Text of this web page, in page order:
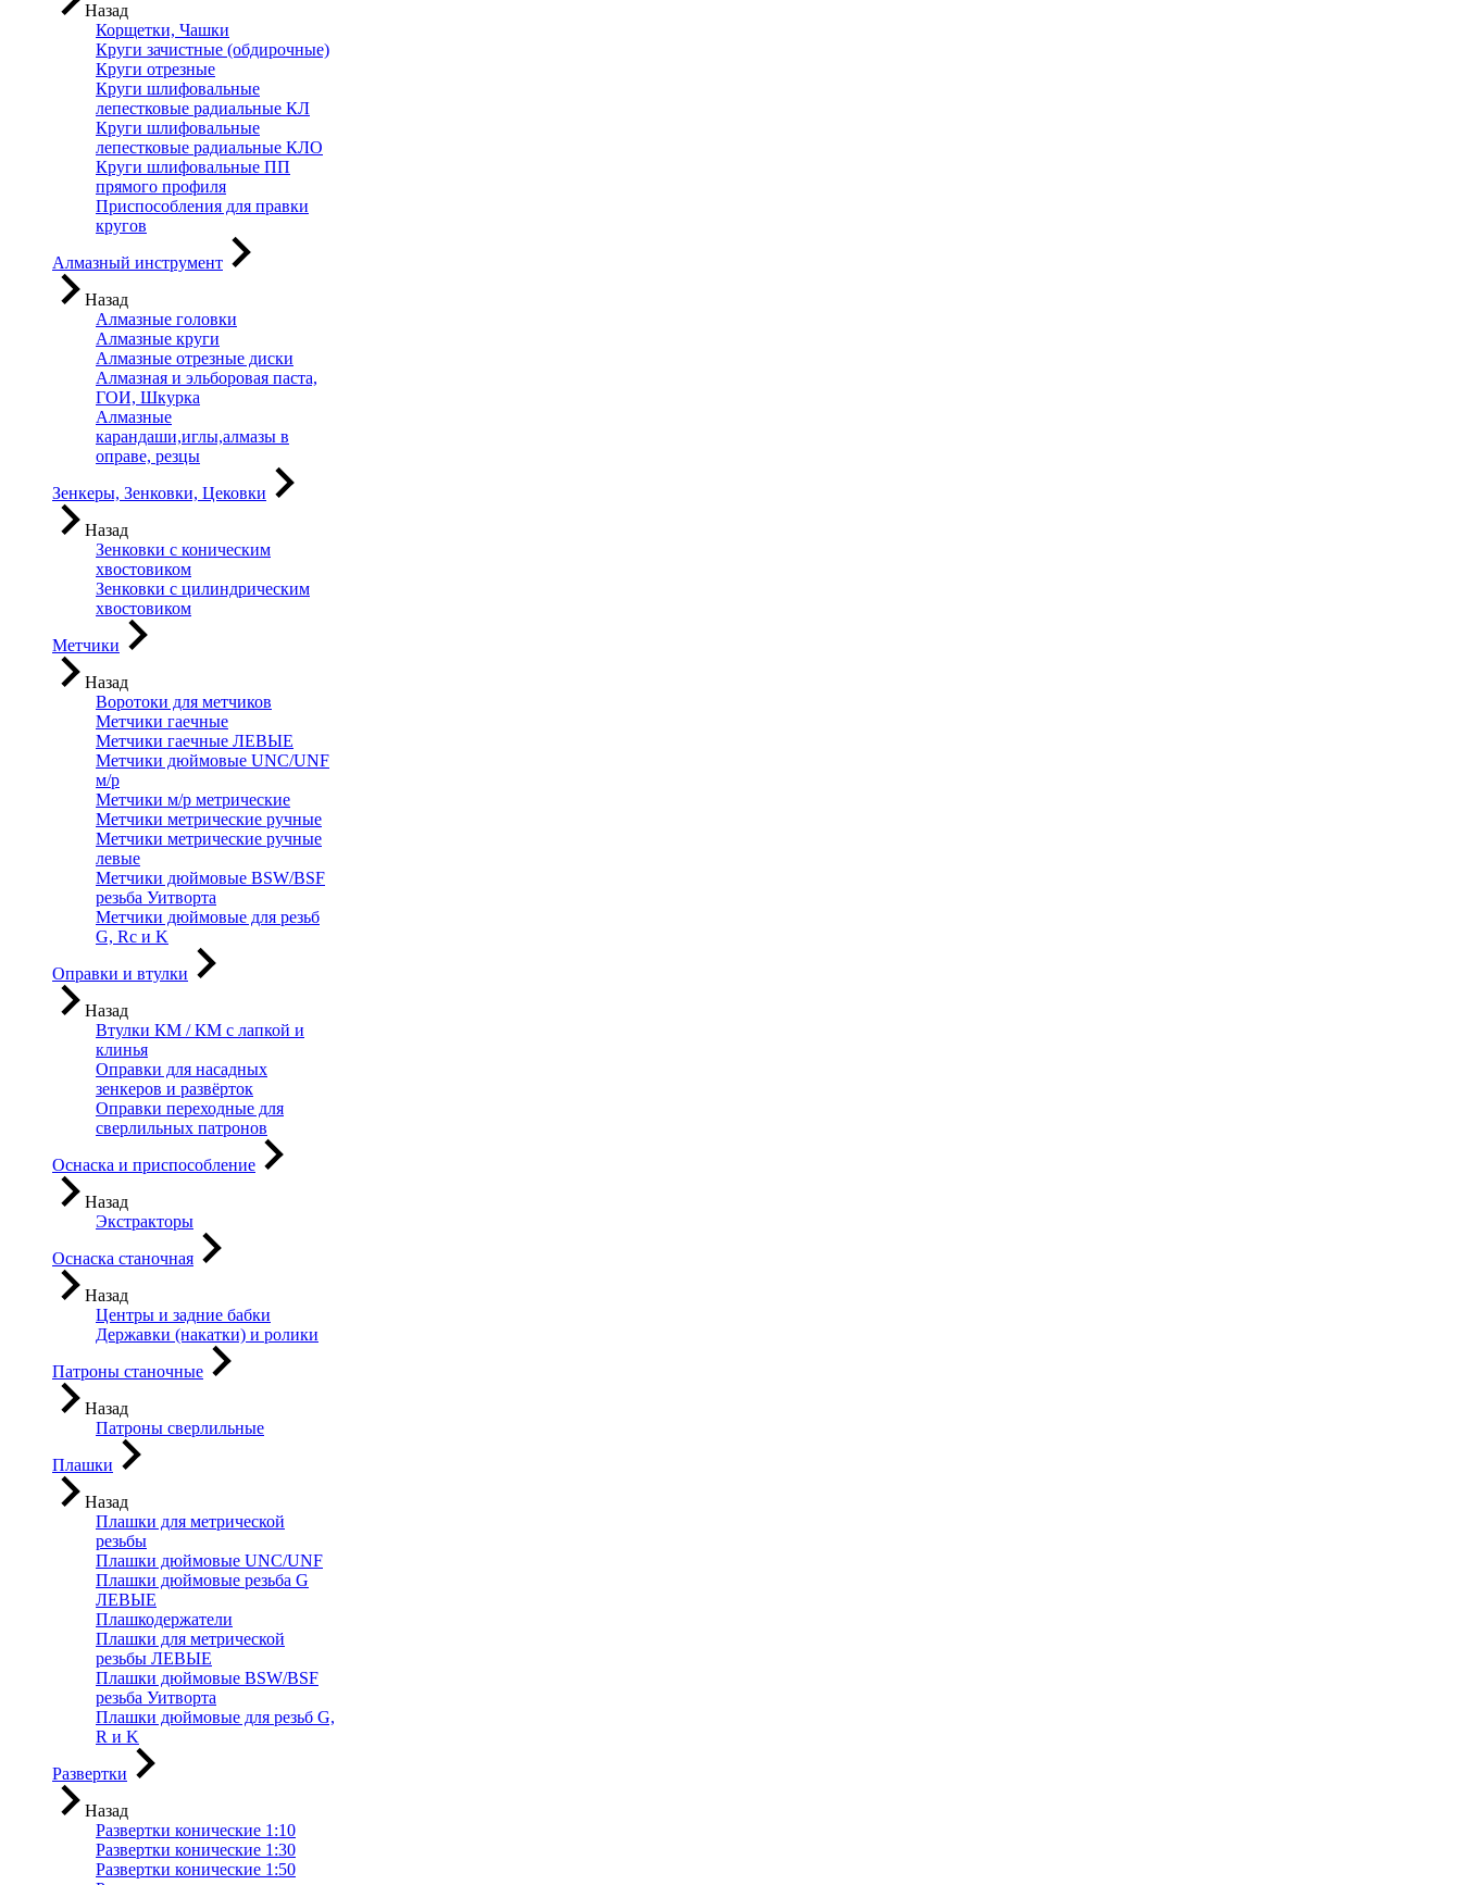
Назад
Корщетки, Чашки
Круги зачистные (обдирочные)
Круги отрезные
Круги шлифовальные
лепестковые радиальные КЛ
Круги шлифовальные
лепестковые радиальные КЛО
Круги шлифовальные ПП
прямого профиля
Приспособления для правки
кругов
Алмазный инструмент
Назад
Алмазные головки
Алмазные круги
Алмазные отрезные диски
Алмазная и эльборовая паста,
ГОИ, Шкурка
Алмазные
карандаши,иглы,алмазы в
оправе, резцы
Зенкеры, Зенковки, Цековки
Назад
Зенковки с коническим
хвостовиком
Зенковки с цилиндрическим
хвостовиком
Метчики
Назад
Воротоки для метчиков
Метчики гаечные
Метчики гаечные ЛЕВЫЕ
Метчики дюймовые UNC/UNF
м/р
Метчики м/р метрические
Метчики метрические ручные
Метчики метрические ручные
левые
Метчики дюймовые BSW/BSF
резьба Уитворта
Метчики дюймовые для резьб
G, Rc и K
Оправки и втулки
Назад
Втулки КМ / КМ с лапкой и
клинья
Оправки для насадных
зенкеров и развёрток
Оправки переходные для
сверлильных патронов
Оснаска и приспособление
Назад
Экстракторы
Оснаска станочная
Назад
Центры и задние бабки
Державки (накатки) и ролики
Патроны станочные
Назад
Патроны сверлильные
Плашки
Назад
Плашки для метрической
резьбы
Плашки дюймовые UNC/UNF
Плашки дюймовые резьба G
ЛЕВЫЕ
Плашкодержатели
Плашки для метрической
резьбы ЛЕВЫЕ
Плашки дюймовые BSW/BSF
резьба Уитворта
Плашки дюймовые для резьб G,
R и K
Развертки
Назад
Развертки конические 1:10
Развертки конические 1:30
Развертки конические 1:50